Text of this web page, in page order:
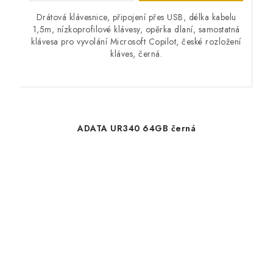
Drátová klávesnice, připojení přes USB, délka kabelu
1,5m, nízkoprofilové klávesy, opěrka dlaní, samostatná
klávesa pro vyvolání Microsoft Copilot, české rozložení
kláves, černá.
ADATA UR340 64GB černá